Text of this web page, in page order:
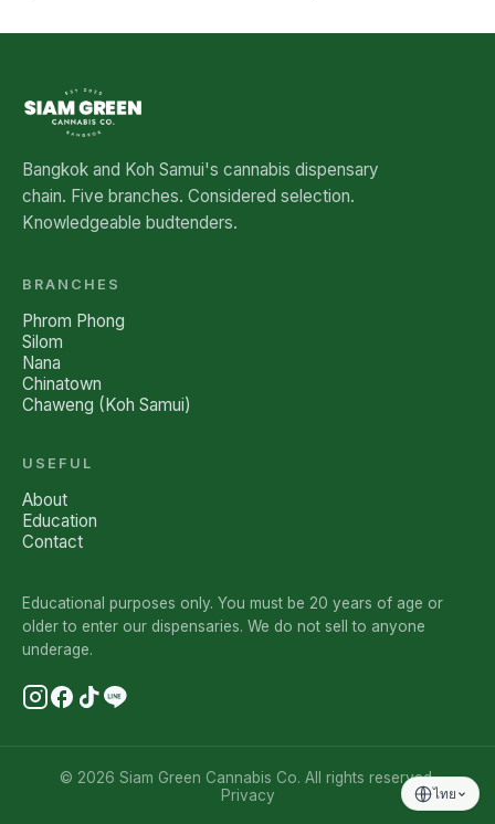
ไทย
Bangkok and Koh Samui's cannabis dispensary
chain. Five branches. Considered selection.
Knowledgeable budtenders.
BRANCHES
Phrom Phong
Silom
Nana
Chinatown
Chaweng (Koh Samui)
USEFUL
About
Education
Contact
Educational purposes only. You must be 20 years of age or
older to enter our dispensaries. We do not sell to anyone
underage.
© 2026 Siam Green Cannabis Co. All rights reserved.
Privacy